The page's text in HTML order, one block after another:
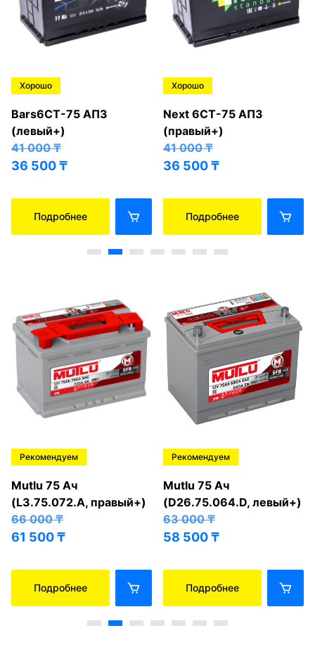
Хорошо
Bars6СТ-75 АПЗ
(левый+)
41 000₸
36 500₸
Подробнее
Хорошо
Next 6СТ-75 АПЗ
(правый+)
41 000₸
36 500₸
Подробнее
Рекомендуем
Mutlu 75 Ач
(L3.75.072.A, правый+)
66 000₸
61 500₸
Подробнее
Рекомендуем
Mutlu 75 Ач
(D26.75.064.D, левый+)
63 000₸
58 500₸
Подробнее